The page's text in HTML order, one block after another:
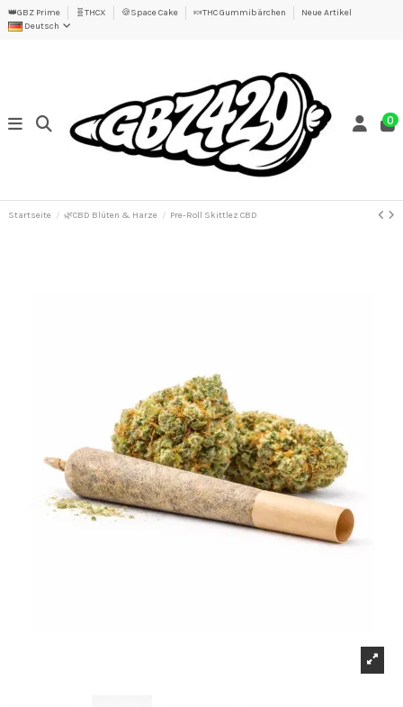
👑GBZ Prime 🧬THCX 🍪Space Cake 🍬THC Gummibärchen
Neue Artikel
Deutsch
0
Startseite 🌿CBD Blüten & Harze Pre-Roll Skittlez CBD